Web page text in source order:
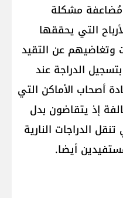
مُضاعفة مشكلة
التي يحققها
وتغاضيهم عن التقيد
الدراجة عند
أصحاب الأماكن التي
إذ يتقاضون بدل
الدراجات النارية
أيضا.